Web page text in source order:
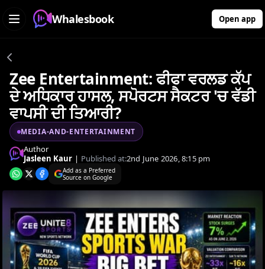
Whalesbook Open app
Zee Entertainment: ਫੀਫਾ ਵਰਲਡ ਕੱਪ
ਦੇ ਅਧਿਕਾਰ ਹਾਸਲ, ਸਪੋਰਟਸ ਸੈਕਟਰ 'ਚ ਵੱਡੀ
ਵਾਪਸੀ ਦੀ ਤਿਆਰੀ?
MEDIA-AND-ENTERTAINMENT
Author
Jasleen Kaur | Published at:2nd June 2026, 8:15 pm
Add as a Preferred
Source on Google